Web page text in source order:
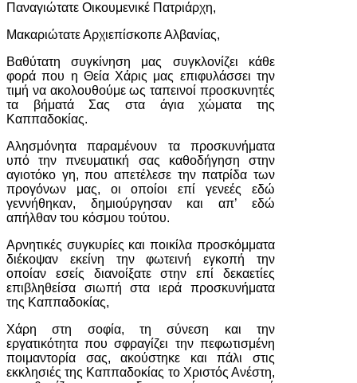
Παναγιώτατε Οικουμενικέ Πατριάρχη,
Μακαριώτατε Αρχιεπίσκοπε Αλβανίας,
Βαθύτατη συγκίνηση μας συγκλονίζει κάθε
φορά που η Θεία Χάρις μας επιφυλάσσει την
τιμή να ακολουθούμε ως ταπεινοί προσκυνητές
τα βήματά Σας στα άγια χώματα της
Καππαδοκίας.
Αλησμόνητα παραμένουν τα προσκυνήματα
υπό την πνευματική σας καθοδήγηση στην
αγιοτόκο γη, που απετέλεσε την πατρίδα των
προγόνων μας, οι οποίοι επί γενεές εδώ
γεννήθηκαν, δημιούργησαν και απ’ εδώ
απήλθαν του κόσμου τούτου.
Αρνητικές συγκυρίες και ποικίλα προσκόμματα
διέκοψαν εκείνη την φωτεινή εγκοπή την
οποίαν εσείς διανοίξατε στην επί δεκαετίες
επιβληθείσα σιωπή στα ιερά προσκυνήματα
της Καππαδοκίας,
Χάρη στη σοφία, τη σύνεση και την
εργατικότητα που σφραγίζει την πεφωτισμένη
ποιμαντορία σας, ακούστηκε και πάλι στις
εκκλησιές της Καππαδοκίας το Χριστός Ανέστη,